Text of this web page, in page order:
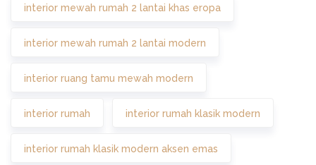
interior mewah rumah 2 lantai khas eropa
interior mewah rumah 2 lantai modern
interior ruang tamu mewah modern
interior rumah interior rumah klasik modern
interior rumah klasik modern aksen emas